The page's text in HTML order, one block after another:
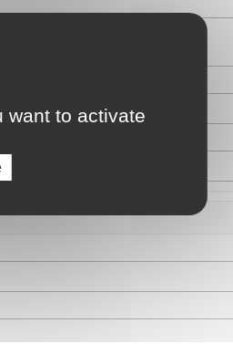
want to activate